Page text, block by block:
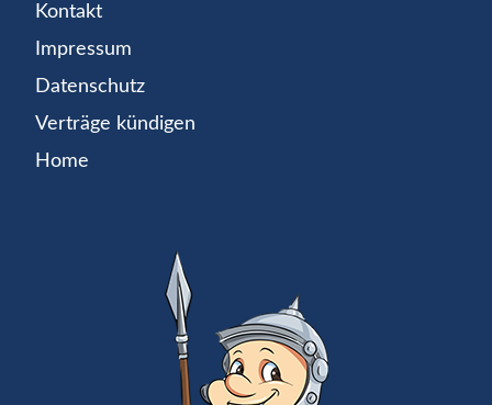
Kontakt
Impressum
Datenschutz
Verträge kündigen
Home